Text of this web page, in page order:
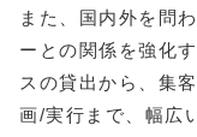
また、国内外を問
ーとの関係を強化
スの貸出から、集
画/実行まで、幅広